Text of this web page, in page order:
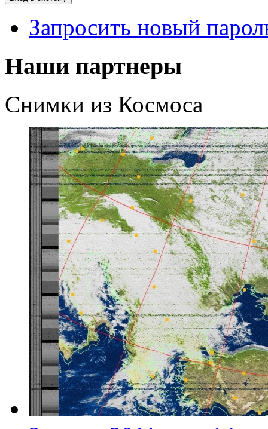
Запросить новый
Наши партнеры
Снимки из Космоса